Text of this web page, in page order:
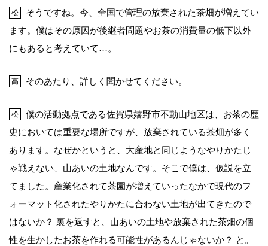
松
そうですね。今、全国で管理の放棄された茶畑が増えてい
ます。僕はその原因が後継者問題やお茶の消費量の低下以外
にもあると考えていて…。
高 そのあたり、詳しく聞かせてください。
松
僕の活動拠点である佐賀県嬉野市不動山地区は、お茶の歴
史においては重要な場所ですが、放棄されている茶畑が多く
あります。なぜかというと、大産地と同じようなやりかたじ
ゃ戦えない、山あいの土地なんです。そこで僕は、仮説を立
てました。産業化されて茶園が増えていったなかで現代のフ
ォーマット化されたやりかたに合わない土地が出てきたので
はないか？ 裏を返すと、山あいの土地や放棄された茶畑の個
性を生かしたお茶を作れる可能性があるんじゃないか？ と。